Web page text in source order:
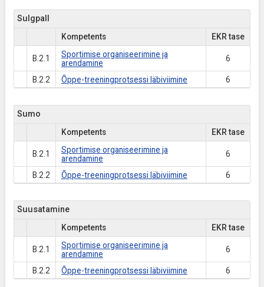
Sulgpall
Kompetents EKR tase
B.2.1
Sportimise organiseerimine ja
arendamine
6
B.2.2 Õppe-treeningprotsessi läbiviimine 6
Sumo
Kompetents EKR tase
B.2.1
Sportimise organiseerimine ja
arendamine
6
B.2.2 Õppe-treeningprotsessi läbiviimine 6
Suusatamine
Kompetents EKR tase
B.2.1
Sportimise organiseerimine ja
arendamine
6
B.2.2 Õppe-treeningprotsessi läbiviimine 6